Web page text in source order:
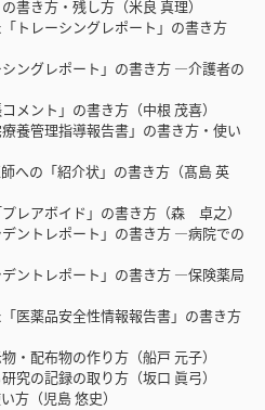
書き方・残し方（米良 真理）
トレーシングレポート」の書き方
ングレポート」の書き方 ―介護者の
メント」の書き方（中根 茂喜）
養管理指導報告書」の書き方・使い
への「紹介状」の書き方（髙島 英
レアボイド」の書き方（森 卓之）
ントレポート」の書き方 ―病院での
ントレポート」の書き方 ―保険薬局
医薬品安全性情報報告書」の書き方
・配布物の作り方（船戸 元子）
究の記録の取り方（坂口 眞弓）
方（児島 悠史）